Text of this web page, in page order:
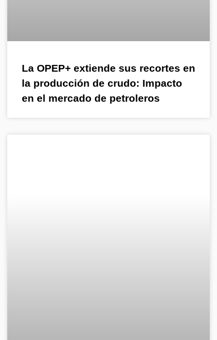
La OPEP+ extiende sus recortes en
la producción de crudo: Impacto
en el mercado de petroleros